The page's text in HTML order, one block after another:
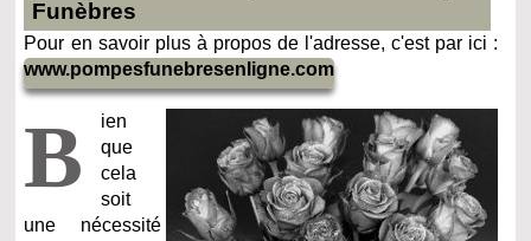
Funèbres
Pour en savoir plus à propos de l'adresse, c'est par ici :
www.pompesfunebresenligne.com
B
ien
que
cela
soit
une nécessité